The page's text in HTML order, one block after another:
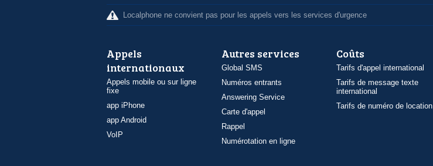
Localphone ne convient pas pour les appels vers les services d'urgence
Appels
internationaux
Appels mobile ou sur ligne
fixe
app iPhone
app Android
VoIP
Autres services
Global SMS
Numéros entrants
Answering Service
Carte d'appel
Rappel
Numérotation en ligne
Coûts
Tarifs d'appel international
Tarifs de message texte
international
Tarifs de numéro de location